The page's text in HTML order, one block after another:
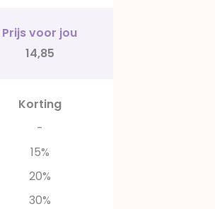
Prijs voor jou
14,85
Korting
-
15%
20%
30%